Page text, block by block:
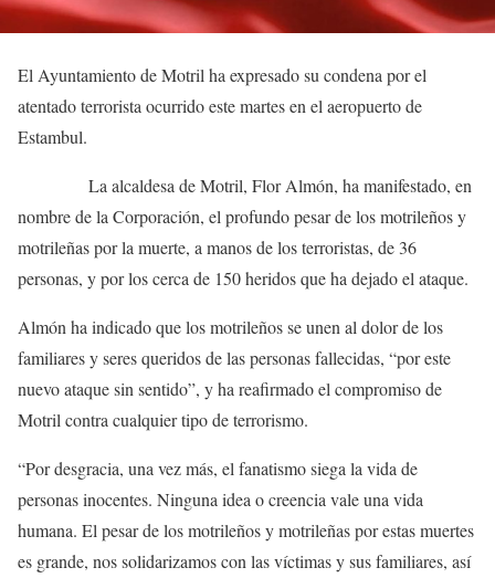
El Ayuntamiento de Motril ha expresado su condena por el
atentado terrorista ocurrido este martes en el aeropuerto de
Estambul.
La alcaldesa de Motril, Flor Almón, ha manifestado, en
nombre de la Corporación, el profundo pesar de los motrileños y
motrileñas por la muerte, a manos de los terroristas, de 36
personas, y por los cerca de 150 heridos que ha dejado el ataque.
Almón ha indicado que los motrileños se unen al dolor de los
familiares y seres queridos de las personas fallecidas, “por este
nuevo ataque sin sentido”, y ha reafirmado el compromiso de
Motril contra cualquier tipo de terrorismo.
“Por desgracia, una vez más, el fanatismo siega la vida de
personas inocentes. Ninguna idea o creencia vale una vida
humana. El pesar de los motrileños y motrileñas por estas muertes
es grande, nos solidarizamos con las víctimas y sus familiares, así